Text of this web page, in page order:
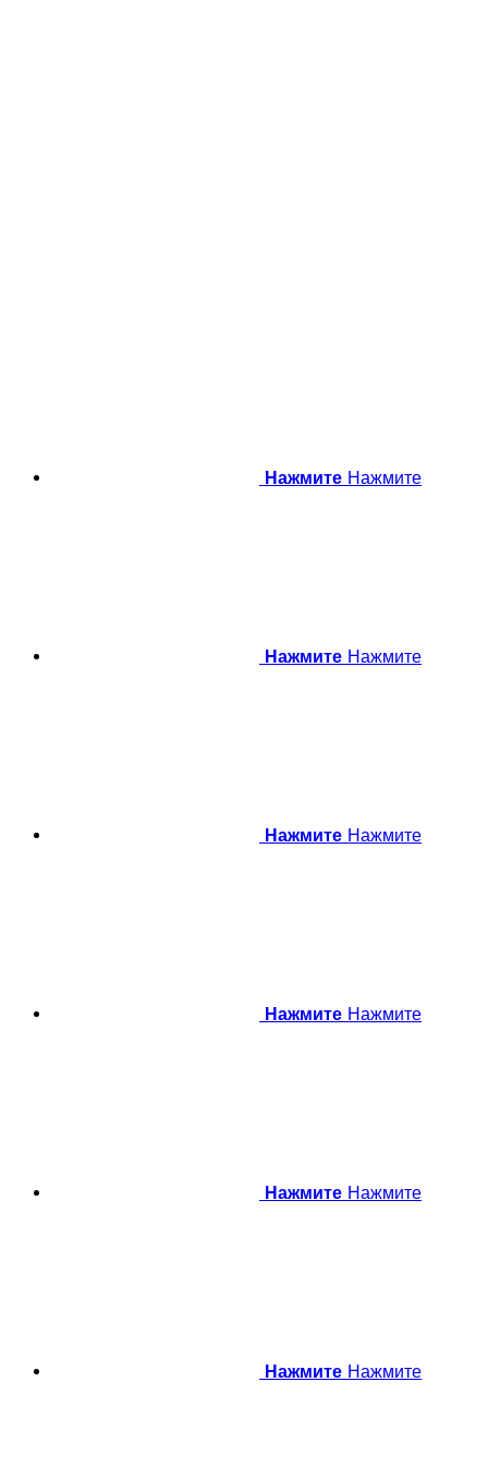
Нажмите Нажмите
Нажмите Нажмите
Нажмите Нажмите
Нажмите Нажмите
Нажмите Нажмите
Нажмите Нажмите